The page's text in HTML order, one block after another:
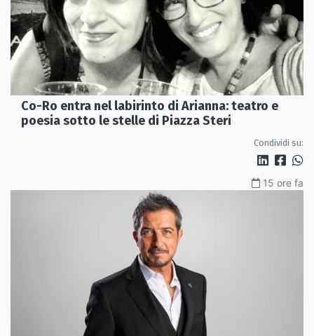
Co-Ro entra nel labirinto di Arianna: teatro e
poesia sotto le stelle di Piazza Steri
Condividi su:
15 ore fa